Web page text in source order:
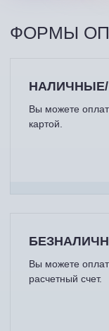
ФОРМЫ
НАЛИЧНЫЕ/
Вы можете
картой.
Вы можете
расчетный счет.